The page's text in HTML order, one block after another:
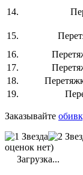
14.
15.
16.
17.
18.
19.
Заказывайте
оценок нет)
Загрузка...